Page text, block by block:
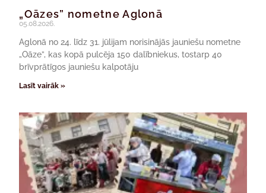
„Oāzes” nometne Aglonā
05.08.2026.
Aglonā no 24. līdz 31. jūlijam norisinājās jauniešu nometne
„Oāze”, kas kopā pulcēja 150 dalībniekus, tostarp 40
brīvprātīgos jauniešu kalpotāju
Lasīt vairāk »